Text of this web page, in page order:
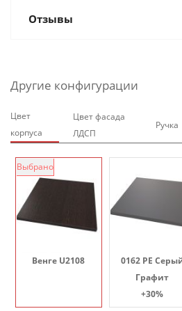
Отзывы
Другие конфигурации
Цвет
корпуса
Цвет фасада
ЛДСП
Ручка
Венге U2108
Выбрано
0162 PE
Графит
+30%